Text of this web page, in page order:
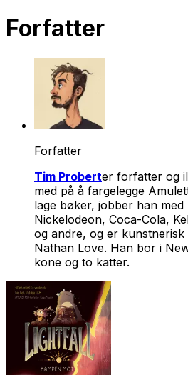
Forfatter
Forfatter
Tim Proberter forfatter og
med på å fargelegge
lage bøker, jobber han
Nickelodeon, Coca-Cola,
og andre, og er
Nathan Love. Han bor i
kone og to katter.